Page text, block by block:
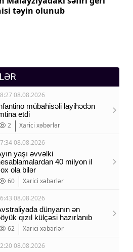
təyin olunub
08.08.2026
mübahisəli layihədən
etdi
2
Xarici xəbərlər
08.08.2026
yaşı əvvəlki
40 milyon il
ola bilər
60
Xarici xəbərlər
08.08.2026
dünyanın ən
qızıl külçəsi hazırlanıb
62
Xarici xəbərlər
08.08.2026